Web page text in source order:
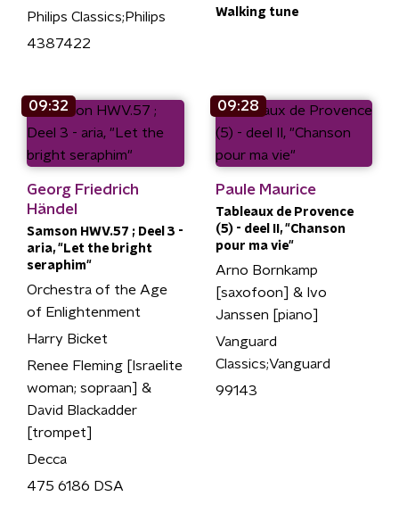
Philips Classics;Philips
4387422
Walking tune
09:32
Georg Friedrich
Händel
Samson HWV.57 ; Deel 3 -
aria, "Let the bright
seraphim"
Orchestra of the Age
of Enlightenment
Harry Bicket
Renee Fleming [Israelite
woman; sopraan] &
David Blackadder
[trompet]
Decca
475 6186 DSA
09:28
Paule Maurice
Tableaux de Provence
(5) - deel II, "Chanson
pour ma vie"
Arno Bornkamp
[saxofoon] & Ivo
Janssen [piano]
Vanguard
Classics;Vanguard
99143